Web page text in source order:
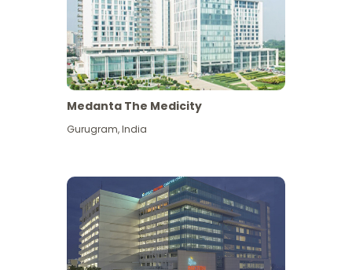
Medanta The Medicity
Gurugram,India